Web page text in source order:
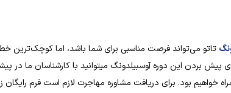
تاتو می‌تواند فرصت مناسبی برای شما باشد، اما کوچک‌ترین
پیش بردن این دوره آوسبیلدونگ میتوانید با کارشناسان ما در
خواهیم بود. برای دریافت مشاوره مهاجرت لازم است فرم رایگان